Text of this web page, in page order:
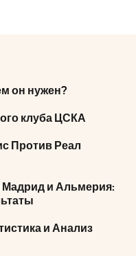
он нужен?
клуба ЦСКА
Против Реал
Мадрид и Альмерия:
и Анализ